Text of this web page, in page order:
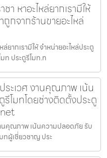
า หาอะไหล่ยากเรามีให้
ถูกจากร้านขายอะไหล่
ยากเรามีให้ จำหน่ายอะไหล่ประตู
ท ประตูรีโมท.n
ระเวศ งานคุณภาพ เน้น
โมทโดยช่างติดตั้งประตู
นคุณภาพ เน้นความปลอดภัย รับ
ทผู้เชี่ยวชาญ ประ